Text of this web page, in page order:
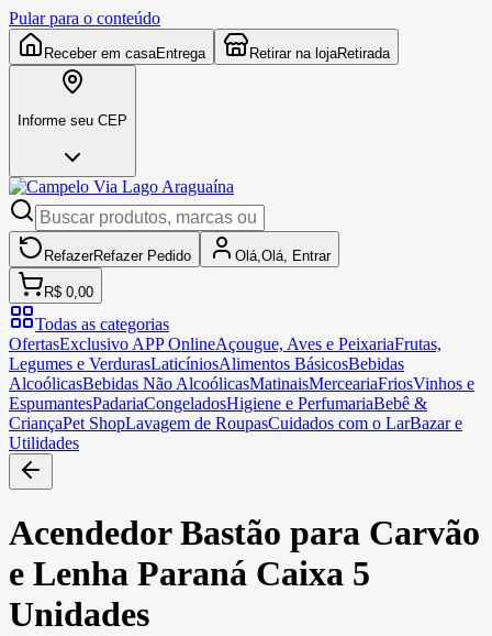
Pular para o conteúdo
Receber em casaEntrega Retirar na lojaRetirada
Informe seu CEP
RefazerRefazer Pedido Olá, Olá, Entrar
R$ 0,00
Todas as categorias
OfertasExclusivo APP OnlineAçougue, Aves e PeixariaFrutas,
Legumes e VerdurasLaticíniosAlimentos BásicosBebidas
AlcoólicasBebidas Não AlcoólicasMatinaisMerceariaFriosVinhos e
EspumantesPadariaCongeladosHigiene e PerfumariaBebê &
CriançaPet ShopLavagem de RoupasCuidados com o LarBazar e
Utilidades
Acendedor Bastão para Carvão
e Lenha Paraná Caixa 5
Unidades